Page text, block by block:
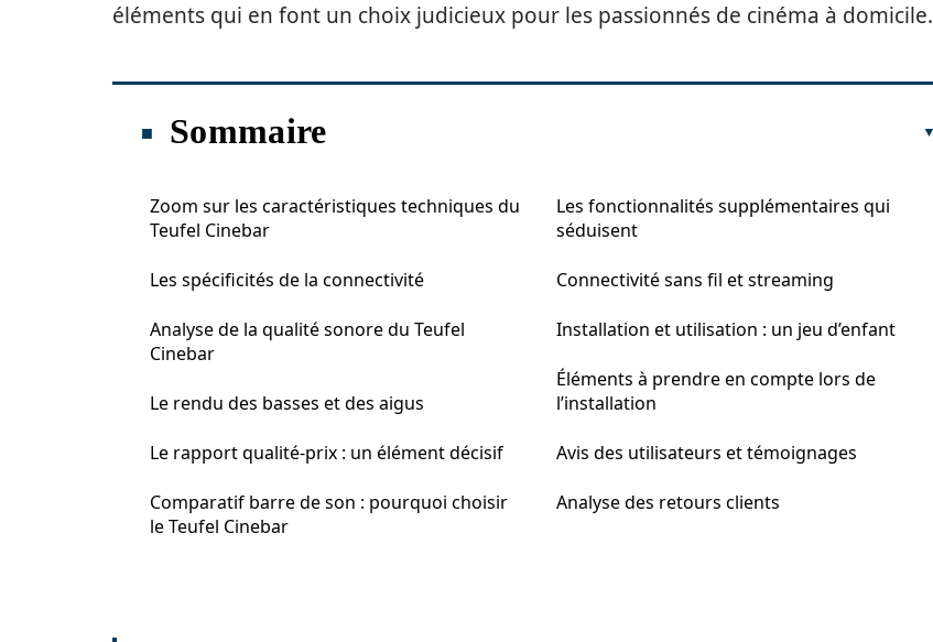
éléments qui en font un choix judicieux pour les passionnés de cinéma à domicile.
Sommaire
Zoom sur les caractéristiques techniques du
Teufel Cinebar
Les spécificités de la connectivité
Analyse de la qualité sonore du Teufel
Cinebar
Le rendu des basses et des aigus
Le rapport qualité-prix : un élément décisif
Comparatif barre de son : pourquoi choisir
le Teufel Cinebar
Les fonctionnalités supplémentaires qui
séduisent
Connectivité sans fil et streaming
Installation et utilisation : un jeu d’enfant
Éléments à prendre en compte lors de
l’installation
Avis des utilisateurs et témoignages
Analyse des retours clients